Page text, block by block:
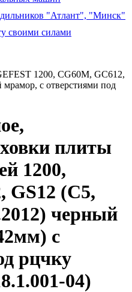
"Атлант", "Минск"
своими силами
1200, CG60M, GC612,
с отверстиями под
плиты
1200,
GS12 (С5,
черный
с
рцчку
04)